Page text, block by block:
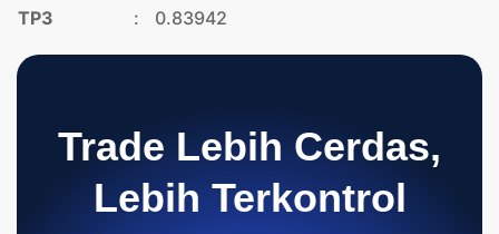
TP3
: 0.83942
Trade Lebih Cerdas,
Lebih Terkontrol